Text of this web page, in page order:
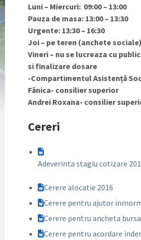
Luni – Miercuri: 09:00 – 13:00
Pauza de masa: 13:00 – 13:30
Urgente: 13:30 – 16:30
Joi – pe teren (anchete sociale)
Vineri – nu se lucreaza cu
si finalizare dosare
-Compartimentul Asistență
Fănica- consilier superior
Andrei Roxana- consilier
Cereri
Adeverinta stagiu cotizare
Cerere alocatie 2016
Cerere pentru ajutor
Cerere pentru ancheta
Cerere pentru acordare